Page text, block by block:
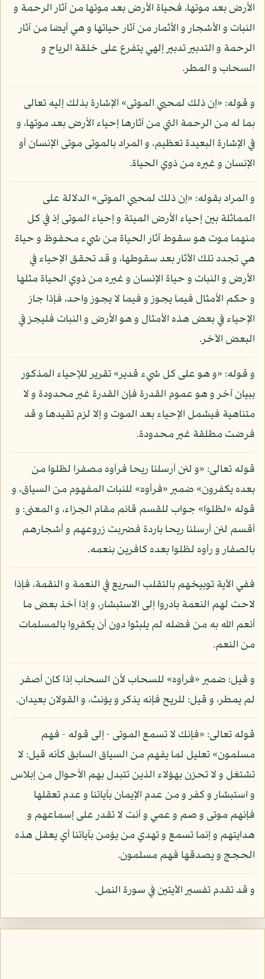
الأرض بعد موتها، فحياة الأرض بعد موتها من آثار الرحمة و
النبات و الأشجار و الأثمار من آثار حياتها و هي أيضا من آثار
الرحمة و التدبير تدبير إلهي يتفرع على خلقة الرياح و
السحاب و المطر.
و قوله: «إن ذلك لمحيي الموتى» الإشارة بذلك إليه تعالى
بما له من الرحمة التي من آثارها إحياء الأرض بعد موتها، و
في الإشارة البعيدة تعظيم، و المراد بالموتى موتى الإنسان أو
الإنسان و غيره من ذوي الحياة.
و المراد بقوله: «إن ذلك لمحيي الموتى» الدلالة على
المماثلة بين إحياء الأرض الميتة و إحياء الموتى إذ في كل
منهما موت هو سقوط آثار الحياة من شيء محفوظ و حياة
هي تجدد تلك الآثار بعد سقوطها، و قد تحقق الإحياء في
الأرض و النبات و حياة الإنسان و غيره من ذوي الحياة مثلها
و حكم الأمثال فيما يجوز و فيما لا يجوز واحد، فإذا جاز
الإحياء في بعض هذه الأمثال و هو الأرض و النبات فليجز في
البعض الآخر.
و قوله: «و هو على كل شيء قدير» تقرير للإحياء المذكور
ببيان آخر و هو عموم القدرة فإن القدرة غير محدودة و لا
متناهية فيشمل الإحياء بعد الموت و إلا لزم تقيدها و قد
فرضت مطلقة غير محدودة.
قوله تعالى: «و لئن أرسلنا ريحا فرأوه مصفرا لظلوا من
بعده يكفرون» ضمير «فرأوه» للنبات المفهوم من السياق، و
قوله «لظلوا» جواب للقسم قائم مقام الجزاء، و المعنى: و
أقسم لئن أرسلنا ريحا باردة فضربت زروعهم و أشجارهم
بالصفار و رأوه لظلوا بعده كافرين بنعمه.
ففي الآية توبيخهم بالتقلب السريع في النعمة و النقمة، فإذا
لاحت لهم النعمة بادروا إلى الاستبشار، و إذا أخذ بعض ما
أنعم الله به من فضله لم يلبثوا دون أن يكفروا بالمسلمات
من النعم.
و قيل: ضمير «فرأوه» للسحاب لأن السحاب إذا كان أصفر
لم يمطر، و قيل: للريح فإنه يذكر و يؤنث، و القولان بعيدان.
قوله تعالى: «فإنك لا تسمع الموتى - إلى قوله - فهم
مسلمون» تعليل لما يفهم من السياق السابق كأنه قيل: لا
تشتغل و لا تحزن بهؤلاء الذين تتبدل بهم الأحوال من إبلاس
و استبشار و كفر و من عدم الإيمان بآياتنا و عدم تعقلها
فإنهم موتى و صم و عمي و أنت لا تقدر على إسماعهم و
هدايتهم و إنما تسمع و تهدي من يؤمن بآياتنا أي يعقل هذه
الحجج و يصدقها فهم مسلمون.
و قد تقدم تفسير الآيتين في سورة النمل.